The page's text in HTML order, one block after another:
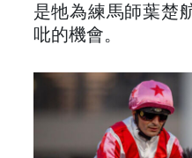
是牠為練馬師葉楚
吡的機會。